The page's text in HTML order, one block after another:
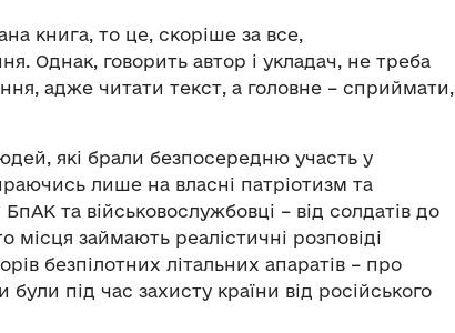
книга, то це, скоріше за все,
Однак, говорить автор і укладач, не треба
адже читати текст, а головне – сприймати,
які брали безпосередню участь у
лише на власні патріотизм та
та військовослужбовці – від солдатів до
місця займають реалістичні розповіді
безпілотних літальних апаратів – про
під час захисту країни від російського